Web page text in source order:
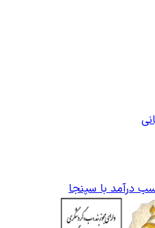
درآمد با سپنجا